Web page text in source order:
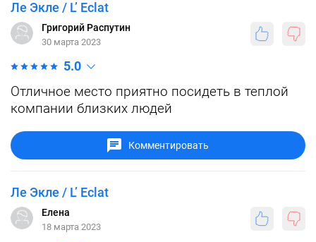
Ле Экле / L’ Eclat
Григорий Распутин
30 марта 2023
5.0
Отличное место приятно посидеть в теплой
компании близких людей
Комментировать
Ле Экле / L’ Eclat
Елена
18 марта 2023